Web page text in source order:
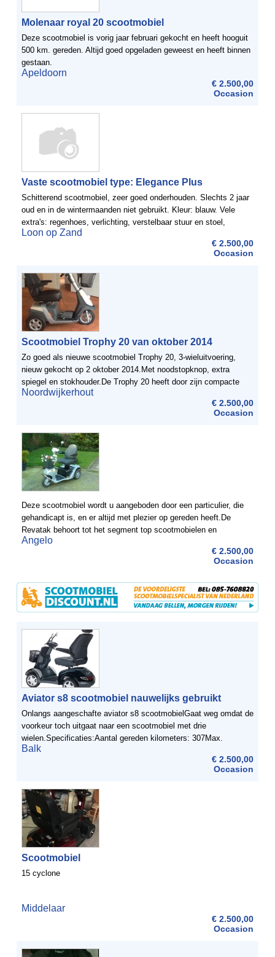
Molenaar royal 20 scootmobiel
Deze scootmobiel is vorig jaar februari gekocht en heeft hooguit
500 km. gereden. Altijd goed opgeladen geweest en heeft binnen
gestaan.
Apeldoorn
€ 2.500,00
Occasion
Vaste scootmobiel type: Elegance Plus
Schitterend scootmobiel, zeer goed onderhouden. Slechts 2 jaar
oud en in de wintermaanden niet gebruikt. Kleur: blauw. Vele
extra's: regenhoes, verlichting, verstelbaar stuur en stoel,
armleggers, kilometerteller, nieuwe accu, ...
Loon op Zand
€ 2.500,00
Occasion
Scootmobiel Trophy 20 van oktober 2014
Zo goed als nieuwe scootmobiel Trophy 20, 3-wieluitvoering,
nieuw gekocht op 2 oktober 2014.Met noodstopknop, extra
spiegel en stokhouder.De Trophy 20 heeft door zijn compacte
afmetingen een kleine draaicirkel en hoog rijcomfort door ...
Noordwijkerhout
€ 2.500,00
Occasion
Deze scootmobiel wordt u aangeboden door een particulier, die
gehandicapt is, en er altijd met plezier op gereden heeft.De
Revatak behoort tot het segment top scootmobielen en
staatbekend om zijn ongekende vering en wegligging, ...
Angelo
€ 2.500,00
Occasion
Aviator s8 scootmobiel nauwelijks gebruikt
Onlangs aangeschafte aviator s8 scootmobielGaat weg omdat de
voorkeur toch uitgaat naar een scootmobiel met drie
wielen.Specificaties:Aantal gereden kilometers: 307Max.
snelheid tot: 16 km/hBereik tot: 45 kmLengte: 157 cmBreedte:
Balk
€ 2.500,00
Occasion
Scootmobiel
15 cyclone
Middelaar
€ 2.500,00
Occasion